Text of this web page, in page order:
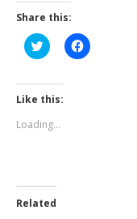
Share this:
Click
to
Twitter
(Opens
in
window)
Click
to
Like this:
Loading...
Related